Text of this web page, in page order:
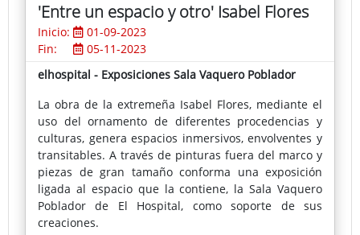
'Entre un espacio y otro' Isabel Flores
Inicio:
01-09-2023
Fin:
05-11-2023
elhospital - Exposiciones Sala Vaquero Poblador
La obra de la extremeña Isabel Flores, mediante el
uso del ornamento de diferentes procedencias y
culturas, genera espacios inmersivos, envolventes y
transitables. A través de pinturas fuera del marco y
piezas de gran tamaño conforma una exposición
ligada al espacio que la contiene, la Sala Vaquero
Poblador de El Hospital, como soporte de sus
creaciones.